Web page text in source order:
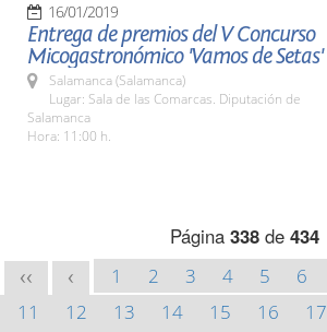
16/01/2019
Entrega de premios del V Concurso
Micogastronómico 'Vamos de Setas'
Salamanca (Salamanca)
Lugar: Sala de las Comarcas. Diputación de
Salamanca
Hora: 11:00 h.
Página 338de 434
<< < 1 2 3 4 5 6
11
12 13 14 15 16 17